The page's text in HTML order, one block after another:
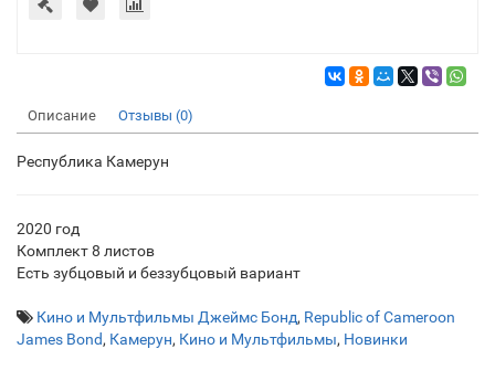
Описание Отзывы (0)
Республика Камерун
2020 год
Комплект 8 листов
Есть зубцовый и беззубцовый вариант
Кино и Мультфильмы Джеймс Бонд, Republic of Cameroon
James Bond, Камерун, Кино и Мультфильмы, Новинки